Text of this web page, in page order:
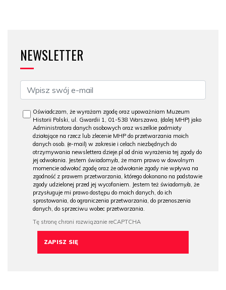
NEWSLETTER
Oświadczam, że wyrażam zgodę oraz upoważniam Muzeum
Historii Polski, ul. Gwardii 1, 01-538 Warszawa, (dalej MHP) jako
Administratora danych osobowych oraz wszelkie podmioty
działające na rzecz lub zlecenie MHP do przetwarzania moich
danych osob. (e-mail) w zakresie i celach niezbędnych do
otrzymywania newslettera dzieje.pl od dnia wyrażenia tej zgody do
jej odwołania. Jestem świadomy/a, że mam prawo w dowolnym
momencie odwołać zgodę oraz że odwołanie zgody nie wpływa na
zgodność z prawem przetwarzania, którego dokonano na podstawie
zgody udzielonej przed jej wycofaniem. Jestem też świadomy/a, że
przysługuje mi prawo dostępu do moich danych, do ich
sprostowania, do ograniczenia przetwarzania, do przenoszenia
danych, do sprzeciwu wobec przetwarzania.